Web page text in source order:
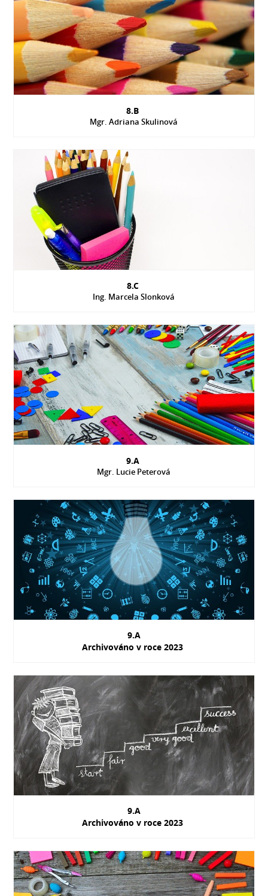
8.B
Mgr. Adriana Skulinová
8.C
Ing. Marcela Slonková
9.A
Mgr. Lucie Peterová
9.A
Archivováno v roce 2023
9.A
Archivováno v roce 2023